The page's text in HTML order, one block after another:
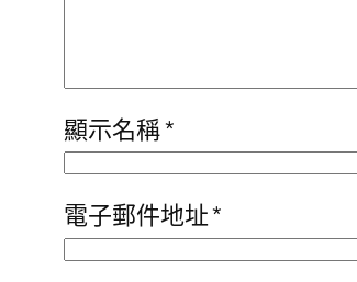
顯示名稱*
電子郵件地址*